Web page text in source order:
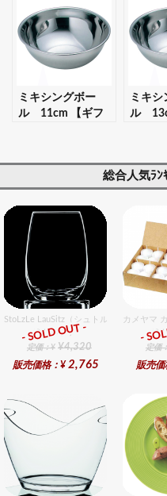
ミキシングボー
ル 11cm 【ギフ
ミキシ
ル
総合人気ﾗﾝ
StoLzLe LauSitz（シュトルツル ラウン
総合ﾗﾝｷﾝｸﾞ
定価：¥ ¥4,320
販売価格：¥ 2,765
- SOLD OUT -
カメヤマ
総
定価
販売価
-